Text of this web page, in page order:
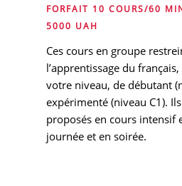
FORFAIT 10 COURS/60
5000 UAH
Ces cours en groupe
l’apprentissage du
votre niveau, de débutant
expérimenté (niveau C1).
proposés en cours intensif
journée et en soirée.